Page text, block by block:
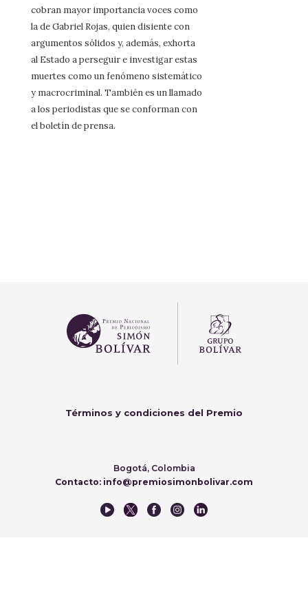
cobran mayor importancia voces como
la de Gabriel Rojas, quien disiente con
argumentos sólidos y, además, exhorta
al Estado a perseguir e investigar estas
muertes como un fenómeno sistemático
y macrocriminal. También es un llamado
a los periodistas que se conforman con
el boletín de prensa.
Términos y condiciones del Premio
Bogotá, Colombia
Contacto: info@premiosimonbolivar.com